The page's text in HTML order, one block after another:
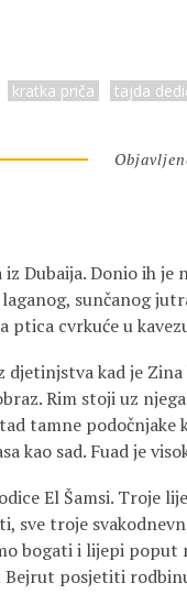
kratka priča tajda
Dubaija. Donio ih
sunčanog
ptica cvrkuće u
djetinjstva kad je
Rim stoji uz
tamne
kao sad. Fuad je
El Šamsi. Troje
sve troje
bogati i lijepi
Bejrut posjetiti